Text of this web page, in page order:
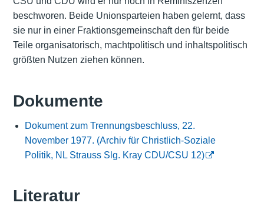
beschworen. Beide Unionsparteien haben gelernt, dass
sie nur in einer Fraktionsgemeinschaft den für beide
Teile organisatorisch, machtpolitisch und inhaltspolitisch
größten Nutzen ziehen können.
Dokumente
Dokument zum Trennungsbeschluss, 22.
November 1977. (Archiv für Christlich-Soziale
Politik, NL Strauss Slg. Kray CDU/CSU 12)
Literatur